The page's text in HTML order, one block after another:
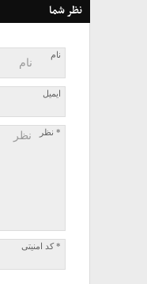
نظر شما
نام
ایمیل
* نظر
* کد امنیتی